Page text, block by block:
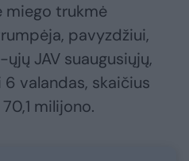
miego trukmė
pavyzdžiui,
JAV suaugusiųjų,
valandas, skaičius
milijono.